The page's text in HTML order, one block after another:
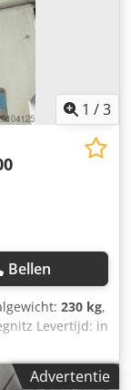
1 /3
Bellen
230 kg,
Levertijd: in
Advertentie